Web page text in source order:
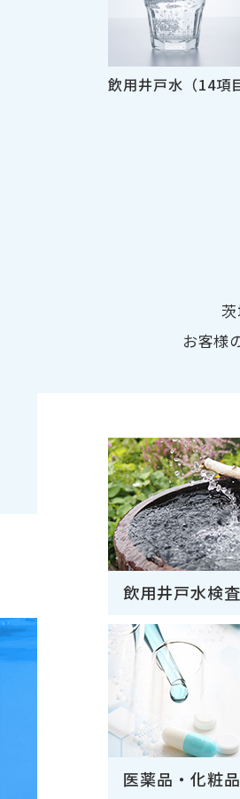
飲用井戸水（14項
お客様
飲用井戸水検査
医薬品・化粧